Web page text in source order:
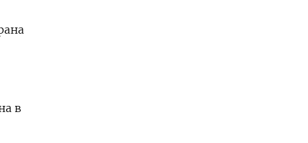
в